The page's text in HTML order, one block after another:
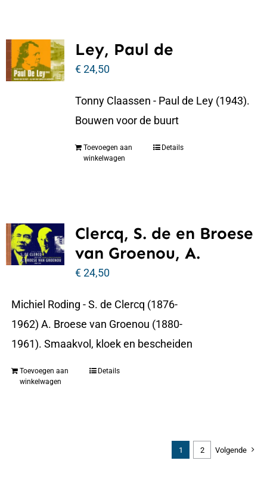
Ley, Paul de
€24,50
Tonny Claassen - Paul de Ley (1943).
Bouwen voor de buurt
Toevoegen aan
winkelwagen
Details
Clercq, S. de en Broese
van Groenou, A.
€24,50
Michiel Roding - S. de Clercq (1876-
1962) A. Broese van Groenou (1880-
1961). Smaakvol, kloek en bescheiden
Toevoegen aan
winkelwagen
Details
1 2 Volgende